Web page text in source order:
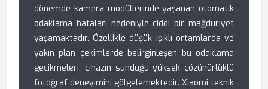
dönemde kamera modüllerinde yaşanan otomatik
odaklama hataları nedeniyle ciddi bir mağduriyet
yaşamaktadır. Özellikle düşük ışıklı ortamlarda ve
yakın plan çekimlerde belirginleşen bu odaklama
gecikmeleri, cihazın sunduğu yüksek çözünürlüklü
fotoğraf deneyimini gölgelemektedir. Xiaomi teknik